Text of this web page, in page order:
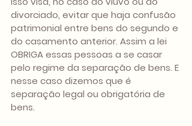
divorciado, evitar que haja confusão
patrimonial entre bens do segundo e
do casamento anterior. Assim a lei
OBRIGA essas pessoas a se casar
pelo regime da separação de bens. E
nesse caso dizemos que é
separação legal ou obrigatória de
bens.